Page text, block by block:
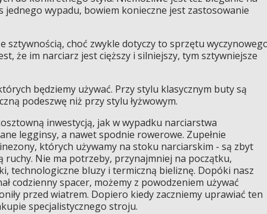
wypadu, bowiem konieczne jest zastosowanie
sztywnością, choć zwykle dotyczy to sprzętu
że im narciarz jest cięższy i silniejszy, tym sztywniejsze
będziemy używać. Przy stylu klasycznym buty są
podeszwę niż przy stylu łyżwowym.
inwestycją, jak w wypadku narciarstwa
legginsy, a nawet spodnie rowerowe. Zupełnie
których używamy na stoku narciarskim - są zbyt
ruchy. Nie ma potrzeby, przynajmniej na początku,
technologiczne bluzy i termiczną bieliznę. Dopóki nasz
codzienny spacer, możemy z powodzeniem używać
przed wiatrem. Dopiero kiedy zaczniemy uprawiać ten
specjalistycznego stroju.